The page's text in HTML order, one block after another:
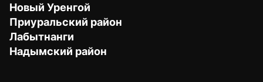
Новый Уренгой
Приуральский район
Лабытнанги
Надымский район